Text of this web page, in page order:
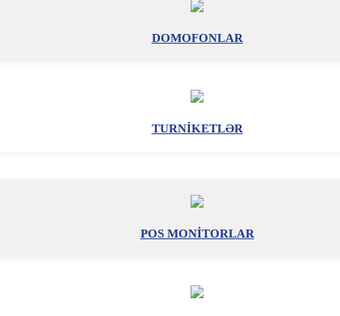
DOMOFONLAR
TURNİKETLƏR
POS MONİTORLAR